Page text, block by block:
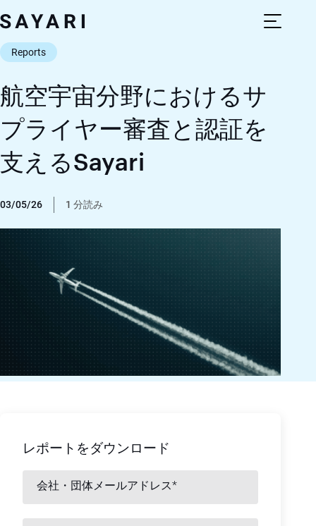
to
content
Reports
航空宇宙分野におけるサ
プライヤー審査と認証を
支えるSayari
03/05/26 1 分読み
レポートをダウンロード
会社・団体メールアドレス*